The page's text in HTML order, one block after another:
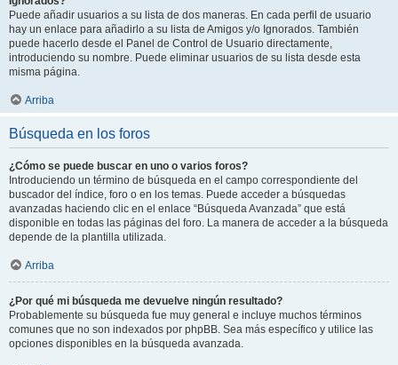
Puede añadir usuarios a su lista de dos maneras. En cada perfil de usuario
hay un enlace para añadirlo a su lista de Amigos y/o Ignorados. También
puede hacerlo desde el Panel de Control de Usuario directamente,
introduciendo su nombre. Puede eliminar usuarios de su lista desde esta
misma página.
Arriba
Búsqueda en los foros
¿Cómo se puede buscar en uno o varios foros?
Introduciendo un término de búsqueda en el campo correspondiente del
buscador del índice, foro o en los temas. Puede acceder a búsquedas
avanzadas haciendo clic en el enlace “Búsqueda Avanzada” que está
disponible en todas las páginas del foro. La manera de acceder a la búsqueda
depende de la plantilla utilizada.
Arriba
¿Por qué mi búsqueda me devuelve ningún resultado?
Probablemente su búsqueda fue muy general e incluye muchos términos
comunes que no son indexados por phpBB. Sea más específico y utilice las
opciones disponibles en la búsqueda avanzada.